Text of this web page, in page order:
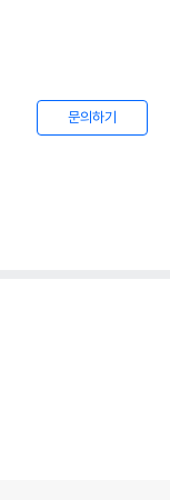
문의하기